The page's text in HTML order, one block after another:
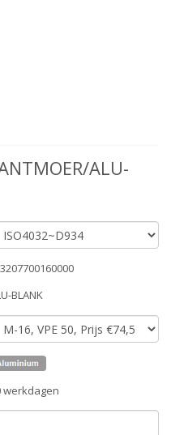
ALU-
BLANK
werkdagen